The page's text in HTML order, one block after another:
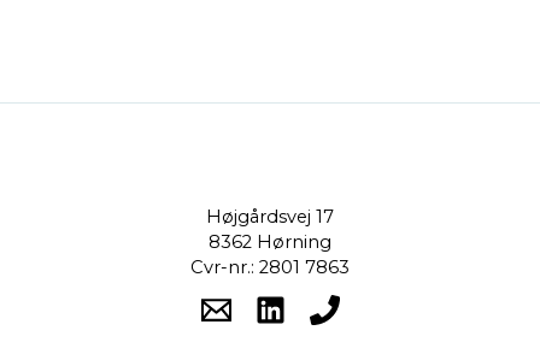
Højgårdsvej 17
8362 Hørning
Cvr-nr.: 2801 7863